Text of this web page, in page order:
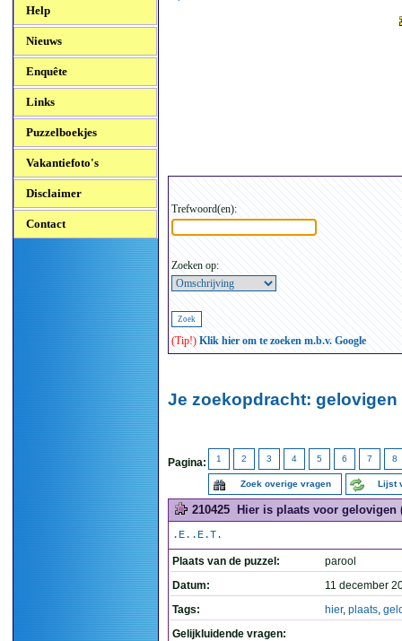
Help
Nieuws
Enquête
Links
Puzzelboekjes
Vakantiefoto's
Disclaimer
Contact
Trefwoord(en):
Zoeken op:
(Tip!) Klik hier om te zoeken m.b.v. Google
Je zoekopdracht: gelovigen
Pagina: 1 2 3 4 5 6 7 8
Zoek overige vragen Lijst
210425 Hier is plaats voor gelovigen
.E..E.T.
Plaats van de puzzel:
parool
Datum:
11 december
Tags:
hier, plaats,
Gelijkluidende vragen: